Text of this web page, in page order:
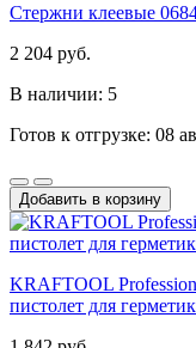
Стержни клеевые
2 204 руб.
В наличии: 5
Готов к отгрузке: 08
Добавить в корзину
KRAFTOOL
пистолет для